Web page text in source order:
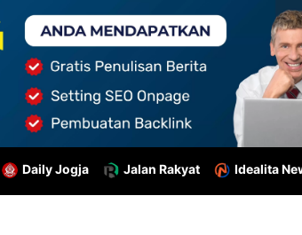
Daily Jogja Jalan Rakyat Idealita